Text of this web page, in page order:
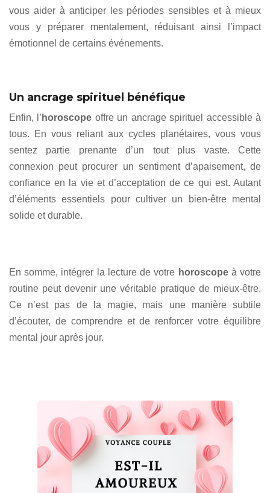
vous aider à anticiper les périodes sensibles et à mieux
vous y préparer mentalement, réduisant ainsi l’impact
émotionnel de certains événements.
Un ancrage spirituel bénéfique
Enfin, l’ horoscope offre un ancrage spirituel accessible à
tous. En vous reliant aux cycles planétaires, vous vous
sentez partie prenante d’un tout plus vaste. Cette
connexion peut procurer un sentiment d’apaisement, de
confiance en la vie et d’acceptation de ce qui est. Autant
d’éléments essentiels pour cultiver un bien-être mental
solide et durable.
En somme, intégrer la lecture de votre horoscopeà votre
routine peut devenir une véritable pratique de mieux-être.
Ce n’est pas de la magie, mais une manière subtile
d’écouter, de comprendre et de renforcer votre équilibre
mental jour après jour.